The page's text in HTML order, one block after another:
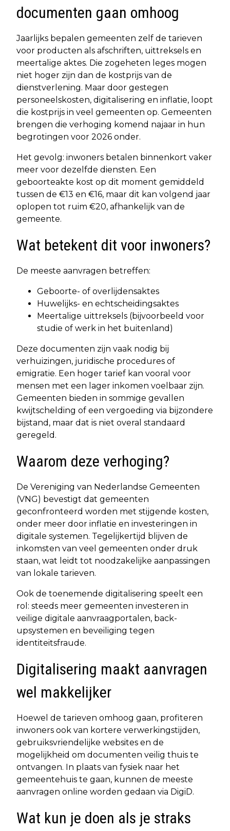
documenten gaan omhoog
Jaarlijks bepalen gemeenten zelf de tarieven
voor producten als afschriften, uittreksels en
meertalige aktes. Die zogeheten leges mogen
niet hoger zijn dan de kostprijs van de
dienstverlening. Maar door gestegen
personeelskosten, digitalisering en inflatie, loopt
die kostprijs in veel gemeenten op. Gemeenten
brengen die verhoging komend najaar in hun
begrotingen voor 2026 onder.
Het gevolg: inwoners betalen binnenkort vaker
meer voor dezelfde diensten. Een
geboorteakte kost op dit moment gemiddeld
tussen de €13 en €16, maar dit kan volgend jaar
oplopen tot ruim €20, afhankelijk van de
gemeente.
Wat betekent dit voor inwoners?
De meeste aanvragen betreffen:
Geboorte- of overlijdensaktes
Huwelijks- en echtscheidingsaktes
Meertalige uittreksels (bijvoorbeeld voor
studie of werk in het buitenland)
Deze documenten zijn vaak nodig bij
verhuizingen, juridische procedures of
emigratie. Een hoger tarief kan vooral voor
mensen met een lager inkomen voelbaar zijn.
Gemeenten bieden in sommige gevallen
kwijtschelding of een vergoeding via bijzondere
bijstand, maar dat is niet overal standaard
geregeld.
Waarom deze verhoging?
De Vereniging van Nederlandse Gemeenten
(VNG) bevestigt dat gemeenten
geconfronteerd worden met stijgende kosten,
onder meer door inflatie en investeringen in
digitale systemen. Tegelijkertijd blijven de
inkomsten van veel gemeenten onder druk
staan, wat leidt tot noodzakelijke aanpassingen
van lokale tarieven.
Ook de toenemende digitalisering speelt een
rol: steeds meer gemeenten investeren in
veilige digitale aanvraagportalen, back-
upsystemen en beveiliging tegen
identiteitsfraude.
Digitalisering maakt aanvragen
wel makkelijker
Hoewel de tarieven omhoog gaan, profiteren
inwoners ook van kortere verwerkingstijden,
gebruiksvriendelijke websites en de
mogelijkheid om documenten veilig thuis te
ontvangen. In plaats van fysiek naar het
gemeentehuis te gaan, kunnen de meeste
aanvragen online worden gedaan via DigiD.
Wat kun je doen als je straks